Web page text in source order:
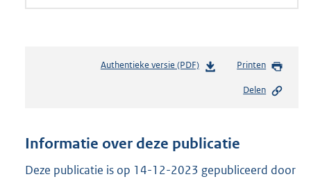
Authentieke versie (PDF)b
n
d
s
Printen
Delen
Informatie over deze publicatie
Deze publicatie is op 14-12-2023 gepubliceerd door